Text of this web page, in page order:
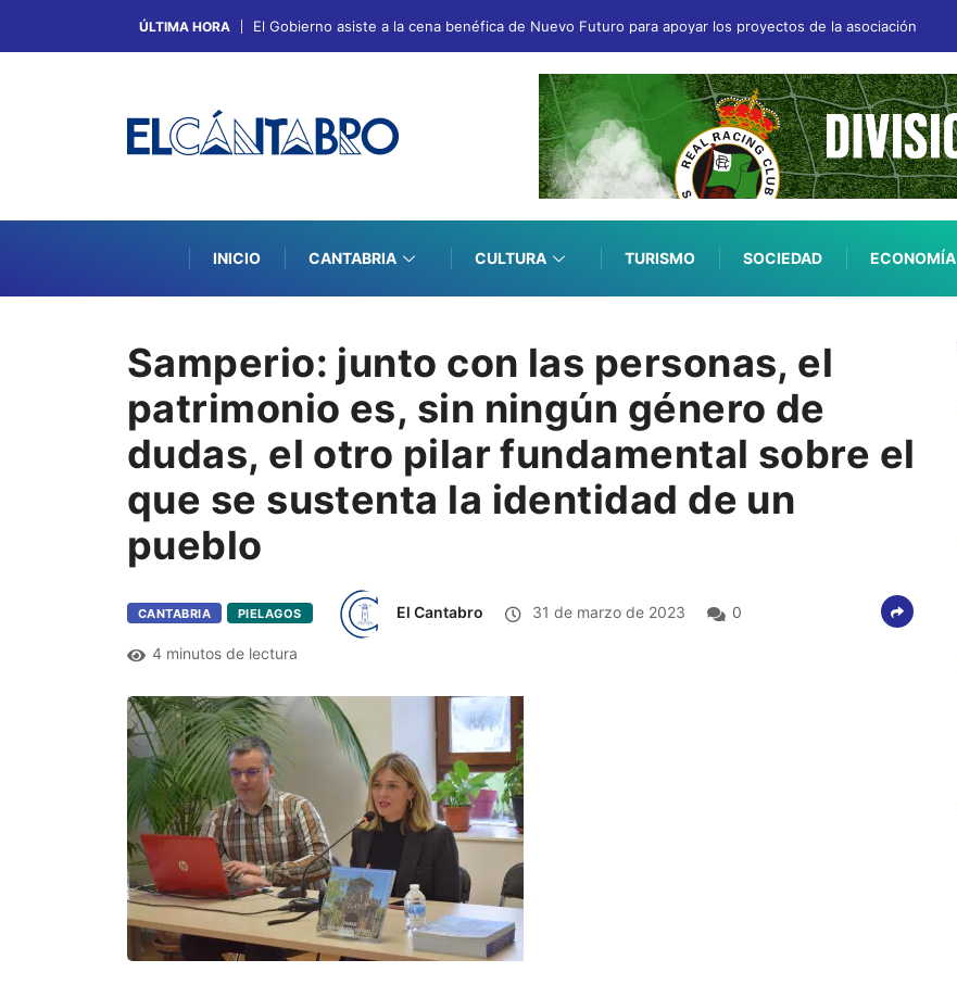
ÚLTIMA HORA El Gobierno asiste a la cena benéfica de Nuevo Futuro para apoyar los proyectos de la asociación
INICIO CANTABRIA CULTURA TURISMO SOCIEDAD ECONOMÍA
Samperio: junto con las personas, el
patrimonio es, sin ningún género de
dudas, el otro pilar fundamental sobre el
que se sustenta la identidad de un
pueblo
CANTABRIA PIELAGOS El Cantabro 31 de marzo de 2023 0
4 minutos de lectura